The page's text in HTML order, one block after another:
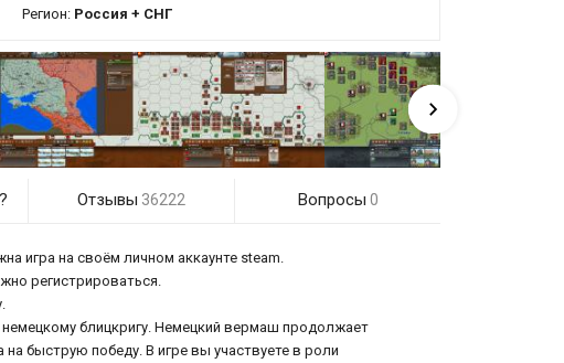
Регион: Россия + СНГ
Отзывы 36222 Вопросы 0
игра на своём личном аккаунте steam.
регистрироваться.
блицкригу. Немецкий вермаш продолжает
быструю победу. В игре вы участвуете в роли